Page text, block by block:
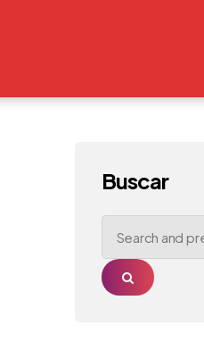
Buscar
Search
for:
Search